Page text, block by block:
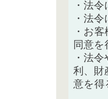
・法
・法
・お
同意
・法
利、財
意を得